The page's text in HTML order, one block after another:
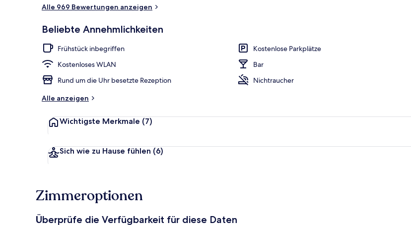
Alle 969 Bewertungen anzeigen
Beliebte Annehmlichkeiten
Frühstück inbegriffen
Kostenlose Parkplätze
Kostenloses WLAN
Bar
Rund um die Uhr besetzte Rezeption
Nichtraucher
Alle anzeigen
Wichtigste Merkmale (7)
Sich wie zu Hause fühlen (6)
Zimmeroptionen
Überprüfe die Verfügbarkeit für diese Daten